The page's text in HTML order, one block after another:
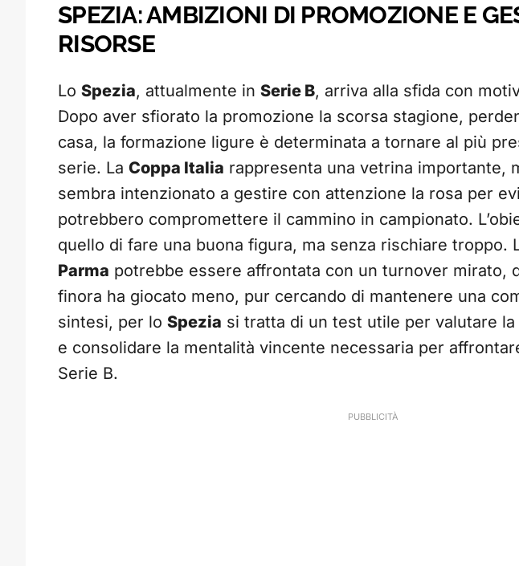
SPEZIA: AMBIZIONI DI PROMOZIONE E
RISORSE
Lo Spezia, attualmente in Serie B, arriva alla sfida con
Dopo aver sfiorato la promozione la scorsa stagione,
casa, la formazione ligure è determinata a tornare al più
serie. La Coppa Italia rappresenta una vetrina importante,
sembra intenzionato a gestire con attenzione la rosa per
potrebbero compromettere il cammino in campionato.
quello di fare una buona figura, ma senza rischiare troppo.
Parma potrebbe essere affrontata con un turnover mirato,
finora ha giocato meno, pur cercando di mantenere una
sintesi, per lo Spezia si tratta di un test utile per valutare
e consolidare la mentalità vincente necessaria per
Serie B.